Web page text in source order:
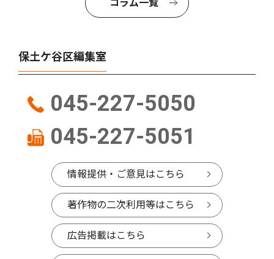
コラム一覧
保土ケ谷区編集室
045-227-5050
045-227-5051
情報提供・ご意見はこちら
著作物の二次利用等はこちら
広告掲載はこちら